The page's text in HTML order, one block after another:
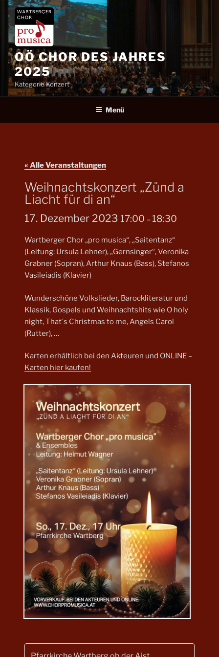
Zum
Inhalt
springen
OÖ CHOR DES JAHRES
2025
Kategorie Konzert
Menü
« Alle Veranstaltungen
Weihnachtskonzert „Zünd a
Liacht für di an“
17. Dezember 2023 17:00 – 18:30
Wartberger Chor „pro musica“, „Saitentanz“
(Leitung: Ursula Lehner), „Gernsinger“, Veronika
Grabner (Sopran), Arthur Knaus (Bass), Stefanos
Vasileiadis (Klavier)
Wunderschöne Volkslieder, Barockliteratur und
Klassik, Gospels und Weihnachtshits wie O holy
night, That´s Christmas to me, Angels Carol
(Rutter), …
Karten erhältlich bei den Akteuren und ONLINE –
Karten hier kaufen!